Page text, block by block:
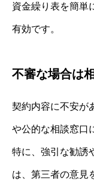
資金繰り表を簡単
有効です。
不審な場合は
契約内容に不安が
や公的な相談窓口
特に、強引な勧誘
は、第三者の意見